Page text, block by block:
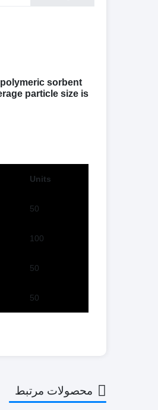
sorbent
particle size is
Units
50
100
50
50
محصولات مرتبط